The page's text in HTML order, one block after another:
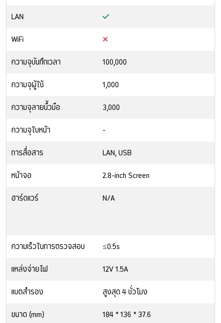
LAN
WiFi
ความจุบันทึกเวลา
ความจุผู้ใช้
ความจุลายนื้วมือ
ความจุใบหน้า
การสื่อสาร
หน้าจอ
ฮาร์ดแวร์
ความเร็วในการตรวจสอบ
แหล่งจ่ายไฟ
เเบตสำรอง
ขนาด (mm)
100,000
1,000
3,000
-
LAN, USB
2.8-inch Screen
N/A
≤0.5s
12V 1.5A
สูงสุด 4 ชั่วโมง
184 * 136 * 37.6